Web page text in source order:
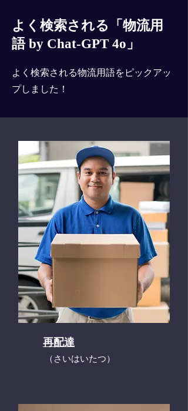
よく検索される「物流用
語 by Chat-GPT 4o」
よく検索される物流用語をピックアッ
プしました！
再配達
​（さいはいたつ）